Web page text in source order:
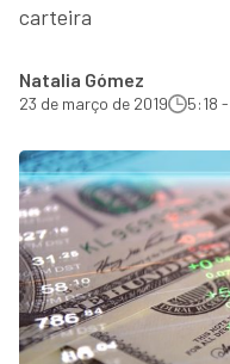
carteira
Natalia Gómez
23 de março de 2019 5:18